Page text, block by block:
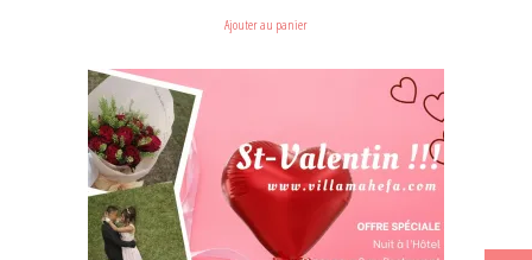
Ajouter au panier